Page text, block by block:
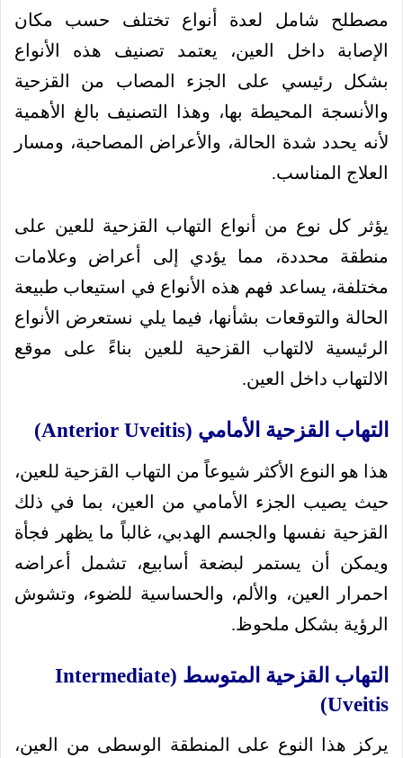
مصطلح شامل لعدة أنواع تختلف حسب مكان
الإصابة داخل العين، يعتمد تصنيف هذه الأنواع
بشكل رئيسي على الجزء المصاب من القزحية
والأنسجة المحيطة بها، وهذا التصنيف بالغ الأهمية
لأنه يحدد شدة الحالة، والأعراض المصاحبة، ومسار
العلاج المناسب.
يؤثر كل نوع من أنواع التهاب القزحية للعين على
منطقة محددة، مما يؤدي إلى أعراض وعلامات
مختلفة، يساعد فهم هذه الأنواع في استيعاب طبيعة
الحالة والتوقعات بشأنها، فيما يلي نستعرض الأنواع
الرئيسية لالتهاب القزحية للعين بناءً على موقع
الالتهاب داخل العين.
التهاب القزحية الأمامي (Anterior Uveitis)
هذا هو النوع الأكثر شيوعاً من التهاب القزحية للعين،
حيث يصيب الجزء الأمامي من العين، بما في ذلك
القزحية نفسها والجسم الهدبي، غالباً ما يظهر فجأة
ويمكن أن يستمر لبضعة أسابيع، تشمل أعراضه
احمرار العين، والألم، والحساسية للضوء، وتشوش
الرؤية بشكل ملحوظ.
التهاب القزحية المتوسط (Intermediate
Uveitis)
يركز هذا النوع على المنطقة الوسطى من العين،